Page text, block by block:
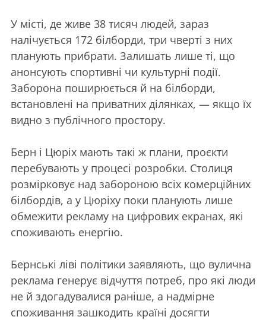
У місті, де живе 38 тисяч людей, зараз
налічується 172 білборди, три чверті з них
планують прибрати. Залишать лише ті, що
анонсують спортивні чи культурні події.
Заборона поширюється й на білборди,
встановлені на приватних ділянках, — якщо їх
видно з публічного простору.
Берн і Цюріх мають такі ж плани, проєкти
перебувають у процесі розробки. Столиця
розмірковує над забороною всіх комерційних
білбордів, а у Цюріху поки планують лише
обмежити рекламу на цифрових екранах, які
споживають енергію.
Бернські ліві політики заявляють, що вулична
реклама генерує відчуття потреб, про які люди
не й здогадувалися раніше, а надмірне
споживання зашкодить країні досягти